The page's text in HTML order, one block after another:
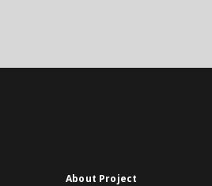
About Project